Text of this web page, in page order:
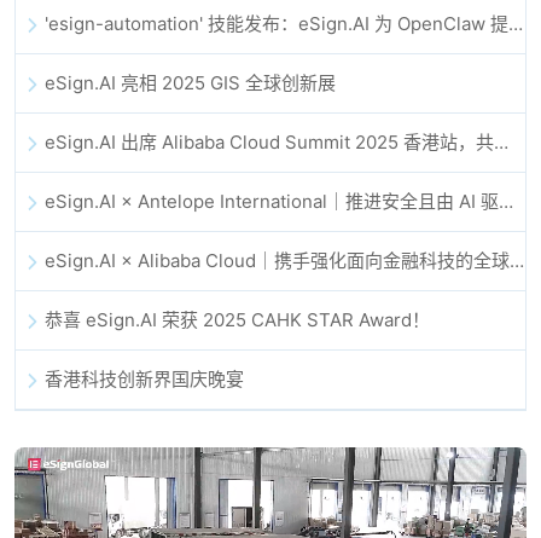
'esign-automation' 技能发布：eSign.AI 为 OpenClaw 提供自动化电子签名能力
eSign.AI 亮相 2025 GIS 全球创新展
eSign.AI 出席 Alibaba Cloud Summit 2025 香港站，共同探讨 AI 驱动的云创新与数字信任未来
eSign.AI × Antelope International｜推进安全且由 AI 驱动的数字化工作流
eSign.AI × Alibaba Cloud｜携手强化面向金融科技的全球数字信任
恭喜 eSign.AI 荣获 2025 CAHK STAR Award！
香港科技创新界国庆晚宴